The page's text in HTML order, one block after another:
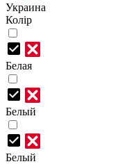
Украина
Колір
Белая
Белый
Белый